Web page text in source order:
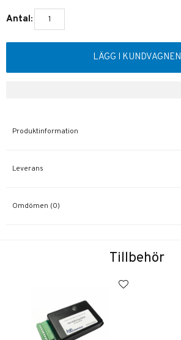
Antal:
LÄGG I KUNDVAGNEN
Produktinformation
Leverans
Omdömen (0)
Tillbehör